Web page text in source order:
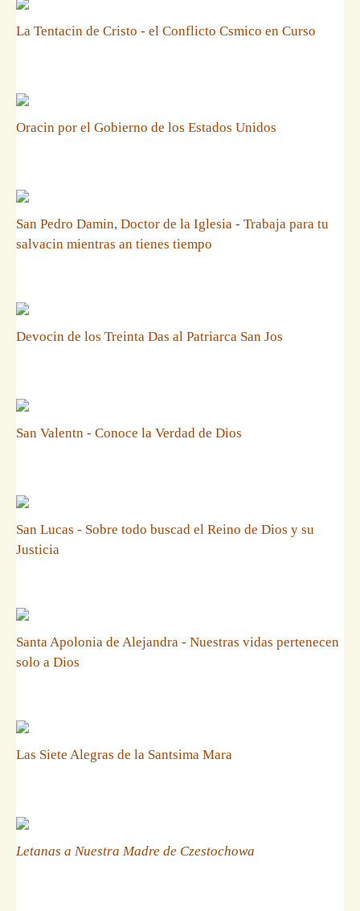
La Tentacin de Cristo - el Conflicto Csmico en Curso
Oracin por el Gobierno de los Estados Unidos
San Pedro Damin, Doctor de la Iglesia - Trabaja para tu
salvacin mientras an tienes tiempo
Devocin de los Treinta Das al Patriarca San Jos
San Valentn - Conoce la Verdad de Dios
San Lucas - Sobre todo buscad el Reino de Dios y su
Justicia
Santa Apolonia de Alejandra - Nuestras vidas pertenecen
solo a Dios
Las Siete Alegras de la Santsima Mara
Letanas a Nuestra Madre de Czestochowa